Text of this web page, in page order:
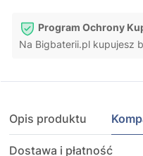
Program Ochrony
Na Bigbaterii.pl kupujesz
Opis produktu
Dostawa i płatność